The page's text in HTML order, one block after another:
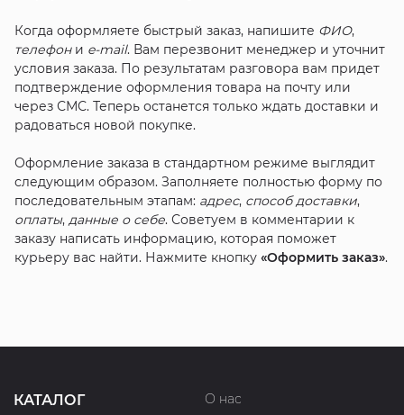
Когда оформляете быстрый заказ, напишите ФИО,
телефони e-mail. Вам перезвонит менеджер и уточнит
условия заказа. По результатам разговора вам придет
подтверждение оформления товара на почту или
через СМС. Теперь останется только ждать доставки и
радоваться новой покупке.
Оформление заказа в стандартном режиме выглядит
следующим образом. Заполняете полностью форму по
последовательным этапам: адрес, способ доставки,
оплаты, данные о себе. Советуем в комментарии к
заказу написать информацию, которая поможет
курьеру вас найти. Нажмите кнопку «Оформить заказ».
КАТАЛОГ
О нас